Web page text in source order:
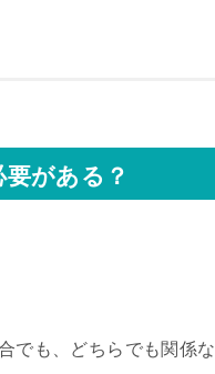
がある？
でも、どちらでも関係な